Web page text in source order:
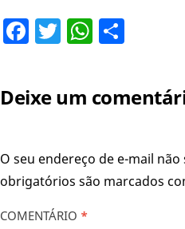
Facebook
Twitter
Deixe um
O seu endereço de e-mail
obrigatórios são marcados
COMENTÁRIO *